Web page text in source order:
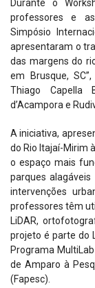
Durante o
professores e
Simpósio
apresentaram o
das margens do
em Brusque,
Thiago Capella
d’Acampora e
A iniciativa,
do Rio Itajaí-Mirim
o espaço mais
parques
intervenções
professores têm
LiDAR,
projeto é parte do
Programa
de Amparo à
(Fapesc).